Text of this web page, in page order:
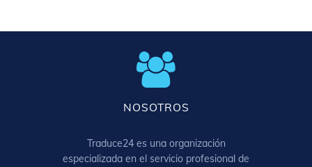
NOSOTROS
Traduce24 es una organización
especializada en el servicio profesional de